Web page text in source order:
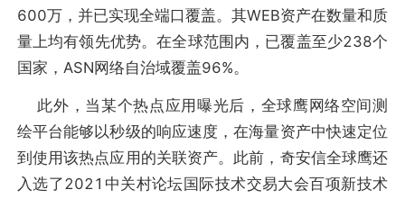
600万，并已实现全端口覆盖。其WEB资产在数量和质
量上均有领先优势。在全球范围内，已覆盖至少238个
国家，ASN网络自治域覆盖96%。
此外，当某个热点应用曝光后，全球鹰网络空间测
绘平台能够以秒级的响应速度，在海量资产中快速定位
到使用该热点应用的关联资产。此前，奇安信全球鹰还
入选了2021中关村论坛国际技术交易大会百项新技术